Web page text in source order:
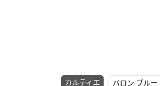
カルティエ バロン ブルー